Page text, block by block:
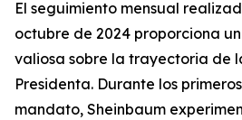
El seguimiento mensual
octubre de 2024 proporciona
valiosa sobre la trayectoria de
Presidenta. Durante los
mandato, Sheinbaum